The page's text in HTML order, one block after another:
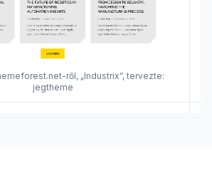
ről, „Industrix”, tervezte:
jegtheme